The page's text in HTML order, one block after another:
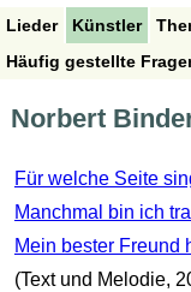
Lieder Künstler
Häufig gestellte
Norbert
Für welche Seite
Manchmal bin ich
Mein bester Freund
(Text und Melodie,